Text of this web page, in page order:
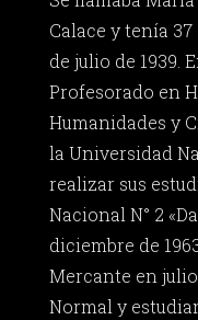
Calace y tenía
de julio de 1939.
Profesorado en
Humanidades y
la Universidad
realizar sus
Nacional N° 2
diciembre de
Mercante en
Normal y